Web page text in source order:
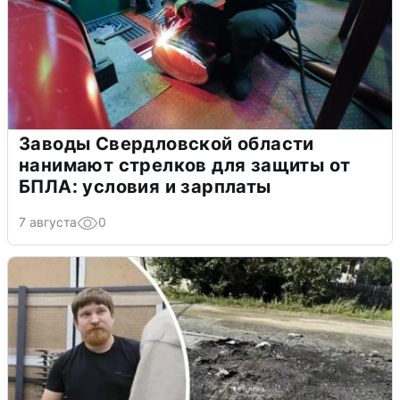
Заводы Свердловской области
нанимают стрелков для защиты от
БПЛА: условия и зарплаты
7 августа 0